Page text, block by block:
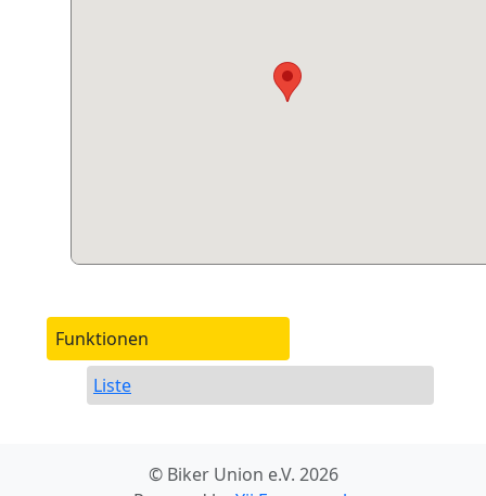
Funktionen
Liste
© Biker Union e.V. 2026